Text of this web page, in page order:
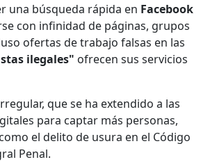
una búsqueda rápida en Facebook
con infinidad de páginas, grupos
ofertas de trabajo falsas en las
ilegales" ofrecen sus servicios
que se ha extendido a las
para captar más personas,
el delito de usura en el Código
Penal.